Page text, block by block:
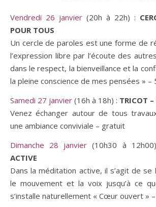
Vendredi 26 janvier (20h à 22h) :
POUR TOUS
Un cercle de paroles est une forme de
l’expression libre par l’écoute des
dans le respect, la bienveillance et la
la pleine conscience de mes pensées » –
Samedi 27 janvier (16h à 18h) : TRICOT –
Venez échanger autour de tous
une ambiance conviviale – gratuit
Dimanche 28 janvier (10h30 à
ACTIVE
Dans la méditation active, il s’agit de
le mouvement et la voix jusqu’à ce
s’installe naturellement « Cœur ouvert »